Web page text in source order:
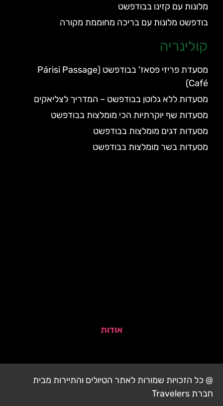
מלונות עם קזינו בבודפשט
בודפשט מלונות עם בריכה מחוממת מקורה
קולינריה
מסעדת פריזי פסאז' בבודפשט (Párisi Passage
Café)
מסעדות ללא גלוטן בבודפשט – המדריך לצליאקים
מסעדות שף יוקרתיות הכי מומלצות בבודפשט
מסעדות דגים מומלצות בבודפשט
מסעדות בשר מומלצות בבודפשט
אודות
@ כל הזכויות שמורות לאתר הטיולים והתיירות מבית
חברת Travelers